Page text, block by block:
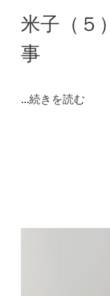
米子（５
事
...続きを読む